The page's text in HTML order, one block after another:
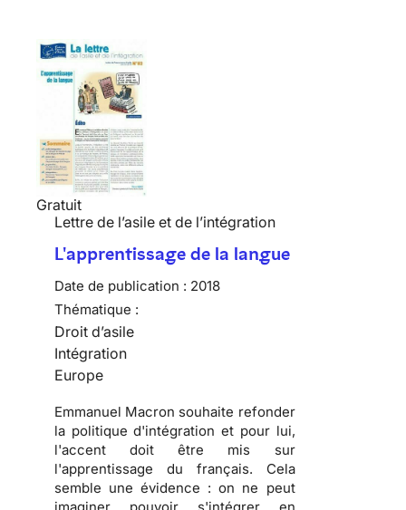
Gratuit
Lettre de l’asile et de l’intégration
L'apprentissage de la langue
Date de publication : 2018
Thématique :
Droit d’asile
Intégration
Europe
Emmanuel Macron souhaite refonder
la politique d'intégration et pour lui,
l'accent doit être mis sur
l'apprentissage du français. Cela
semble une évidence : on ne peut